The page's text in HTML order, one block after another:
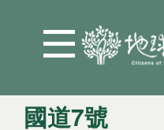
國道7號